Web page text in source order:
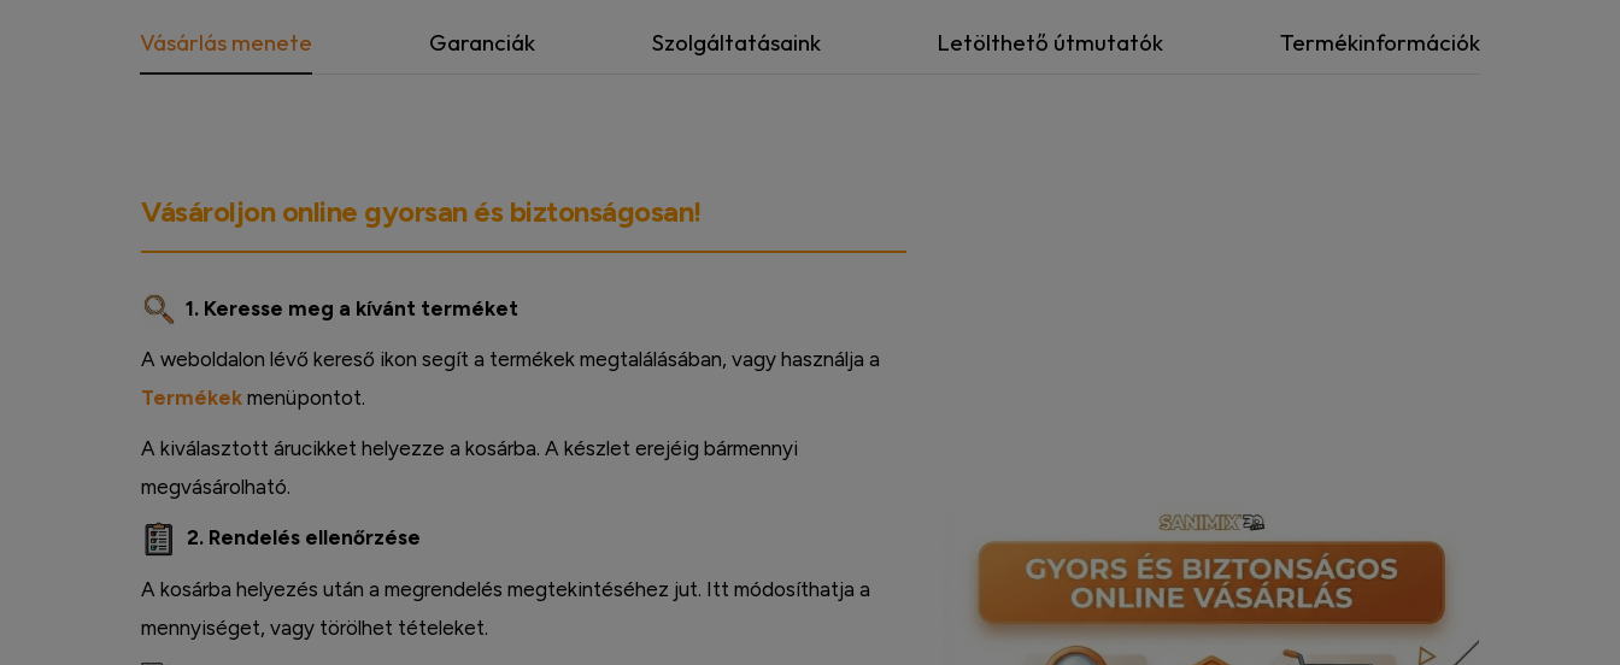
Vásárlás menete Garanciák Szolgáltatásaink Letölthető útmutatók Termékinformációk
Vásároljon online gyorsan és biztonságosan!
1. Keresse meg a kívánt terméket
A weboldalon lévő kereső ikon segít a termékek megtalálásában, vagy használja a
Termékek menüpontot.
A kiválasztott árucikket helyezze a kosárba. A készlet erejéig bármennyi
megvásárolható.
2. Rendelés ellenőrzése
A kosárba helyezés után a megrendelés megtekintéséhez jut. Itt módosíthatja a
mennyiséget, vagy törölhet tételeket.